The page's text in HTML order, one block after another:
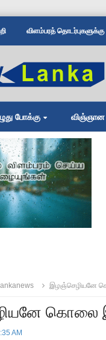
விளம்பரத் தொடர்புகளுக்கு
போக்கு
இழஞ்­செ­ழி­யனே
கொலை
AM